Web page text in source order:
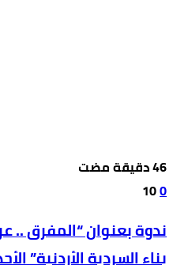
0
10
ندوة بعنوان “المفرق ..
بناء السردية الأردنية”